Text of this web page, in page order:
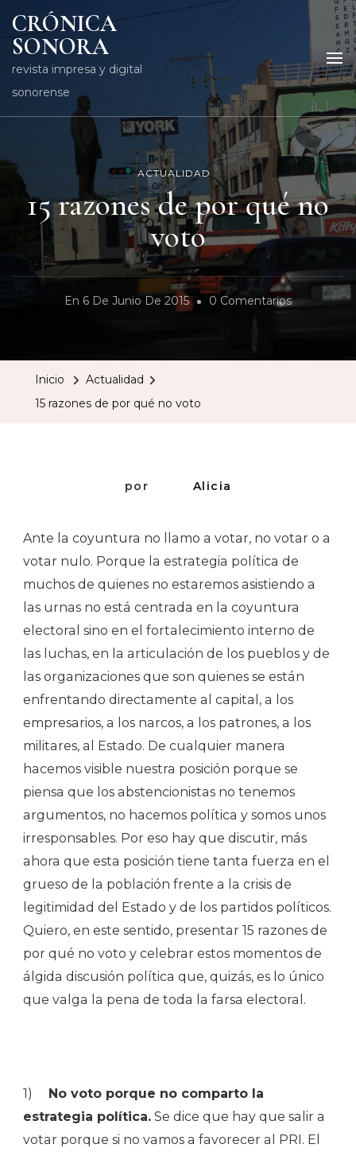
CRÓNICA
SONORA
revista impresa y digital
sonorense
ACTUALIDAD
15 razones de por qué no
voto
En 6 De Junio De 2015 0 ComentariosEn
Inicio
Actualidad
15 razones de por qué no voto
por Alicia
Ante la coyuntura no llamo a votar, no votar o a
votar nulo. Porque la estrategia política de
muchos de quienes no estaremos asistiendo a
las urnas no está centrada en la coyuntura
electoral sino en el fortalecimiento interno de
las luchas, en la articulación de los pueblos y de
las organizaciones que son quienes se están
enfrentando directamente al capital, a los
empresarios, a los narcos, a los patrones, a los
militares, al Estado. De cualquier manera
hacemos visible nuestra posición porque se
piensa que los abstencionistas no tenemos
argumentos, no hacemos política y somos unos
irresponsables. Por eso hay que discutir, más
ahora que esta posición tiene tanta fuerza en el
grueso de la población frente a la crisis de
legitimidad del Estado y de los partidos políticos.
Quiero, en este sentido, presentar 15 razones de
por qué no voto y celebrar estos momentos de
álgida discusión política que, quizás, es lo único
que valga la pena de toda la farsa electoral.
1) No voto porque no comparto la
estrategia política. Se dice que hay que salir a
votar porque si no vamos a favorecer al PRI. El